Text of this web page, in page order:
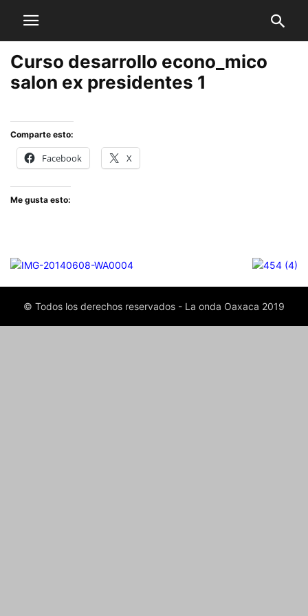
Curso desarrollo econo_mico
salon ex presidentes 1
Comparte esto:
Facebook X
Me gusta esto:
© Todos los derechos reservados - La onda Oaxaca 2019